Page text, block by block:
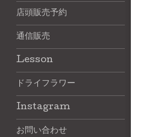
店頭販売予約
通信販売
Lesson
ドライフラワー
Instagram
お問い合わせ